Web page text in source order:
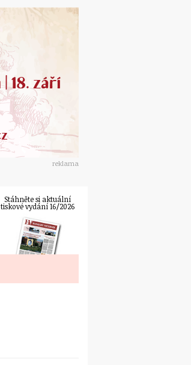
reklama
Stáhněte si aktuální
tiskové vydání 16/2026